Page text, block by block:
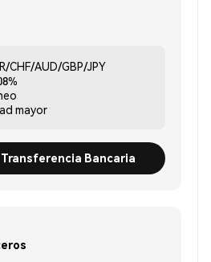
CHF/AUD/GBP/JPY
mayor
Transferencia Bancaria